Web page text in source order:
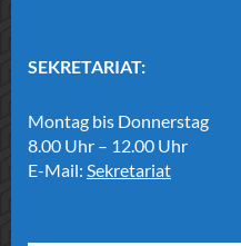
SEKRETARIAT:
Montag bis Donnerstag
8.00 Uhr – 12.00 Uhr
E-Mail: Sekretariat